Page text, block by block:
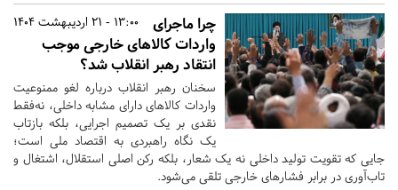
13:00 - 21 اردیبهشت 1404
چرا ماجرای
واردات کالا‌های خارجی موجب
انتقاد رهبر انقلاب شد؟
سخنان رهبر انقلاب درباره لغو ممنوعیت
واردات کالاهای دارای مشابه داخلی، نه‌فقط
نقدی بر یک تصمیم اجرایی، بلکه بازتاب
یک نگاه راهبردی به اقتصاد ملی است؛
جایی که تقویت تولید داخلی نه یک شعار، بلکه رکن اصلی استقلال، اشتغال و
تاب‌آوری در برابر فشارهای خارجی تلقی می‌شود.